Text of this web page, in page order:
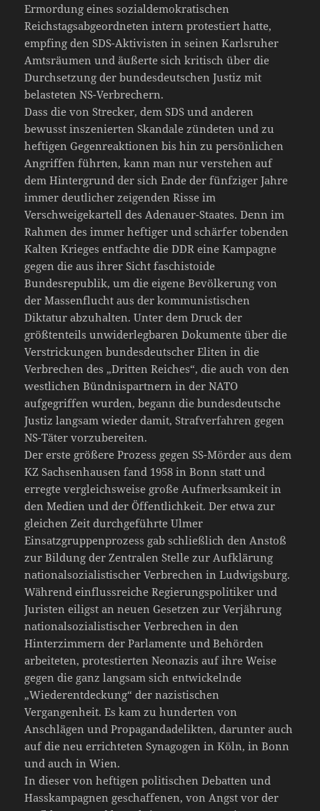
Ermordung eines sozialdemokratischen
Reichstagsabgeordneten intern protestiert hatte,
empfing den SDS-Aktivisten in seinen Karlsruher
Amtsräumen und äußerte sich kritisch über die
Durchsetzung der bundesdeutschen Justiz mit
belasteten NS-Verbrechern.
Dass die von Strecker, dem SDS und anderen
bewusst inszenierten Skandale zündeten und zu
heftigen Gegenreaktionen bis hin zu persönlichen
Angriffen führten, kann man nur verstehen auf
dem Hintergrund der sich Ende der fünfziger Jahre
immer deutlicher zeigenden Risse im
Verschweigekartell des Adenauer-Staates. Denn im
Rahmen des immer heftiger und schärfer tobenden
Kalten Krieges entfachte die DDR eine Kampagne
gegen die aus ihrer Sicht faschistoide
Bundesrepublik, um die eigene Bevölkerung von
der Massenflucht aus der kommunistischen
Diktatur abzuhalten. Unter dem Druck der
größtenteils unwiderlegbaren Dokumente über die
Verstrickungen bundesdeutscher Eliten in die
Verbrechen des „Dritten Reiches“, die auch von den
westlichen Bündnispartnern in der NATO
aufgegriffen wurden, begann die bundesdeutsche
Justiz langsam wieder damit, Strafverfahren gegen
NS-Täter vorzubereiten.
Der erste größere Prozess gegen SS-Mörder aus dem
KZ Sachsenhausen fand 1958 in Bonn statt und
erregte vergleichsweise große Aufmerksamkeit in
den Medien und der Öffentlichkeit. Der etwa zur
gleichen Zeit durchgeführte Ulmer
Einsatzgruppenprozess gab schließlich den Anstoß
zur Bildung der Zentralen Stelle zur Aufklärung
nationalsozialistischer Verbrechen in Ludwigsburg.
Während einflussreiche Regierungspolitiker und
Juristen eiligst an neuen Gesetzen zur Verjährung
nationalsozialistischer Verbrechen in den
Hinterzimmern der Parlamente und Behörden
arbeiteten, protestierten Neonazis auf ihre Weise
gegen die ganz langsam sich entwickelnde
„Wiederentdeckung“ der nazistischen
Vergangenheit. Es kam zu hunderten von
Anschlägen und Propagandadelikten, darunter auch
auf die neu errichteten Synagogen in Köln, in Bonn
und auch in Wien.
In dieser von heftigen politischen Debatten und
Hasskampagnen geschaffenen, von Angst vor der